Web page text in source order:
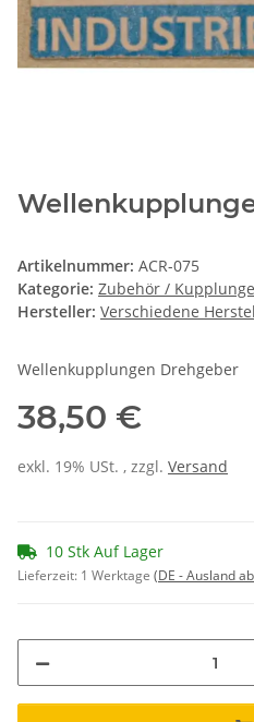
Artikelnummer: ACR-075
Kategorie: Zubehör /
Hersteller: Verschiedene
Wellenkupplungen Drehgeber
38,50 €
exkl. 19% USt. , zzgl. Versand
10 Stk Auf Lager
Lieferzeit: 1 Werktage (DE - Ausland